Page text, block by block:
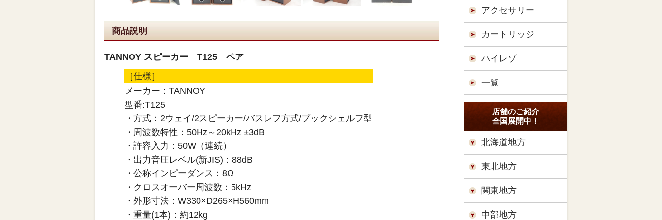
商品説明
TANNOY スピーカー T125 ペア
［仕様］
メーカー：TANNOY
型番:T125
・方式：2ウェイ/2スピーカー/バスレフ方式/ブックシェルフ型
・周波数特性：50Hz～20kHz ±3dB
・許容入力：50W（連続）
・出力音圧レベル(新JIS)：88dB
・公称インピーダンス：8Ω
・クロスオーバー周波数：5kHz
・外形寸法：W330×D265×H560mm
・重量(1本)：約12kg
アクセサリー
カートリッジ
ハイレゾ
一覧
店舗のご紹介
全国展開中！
北海道地方
東北地方
関東地方
中部地方